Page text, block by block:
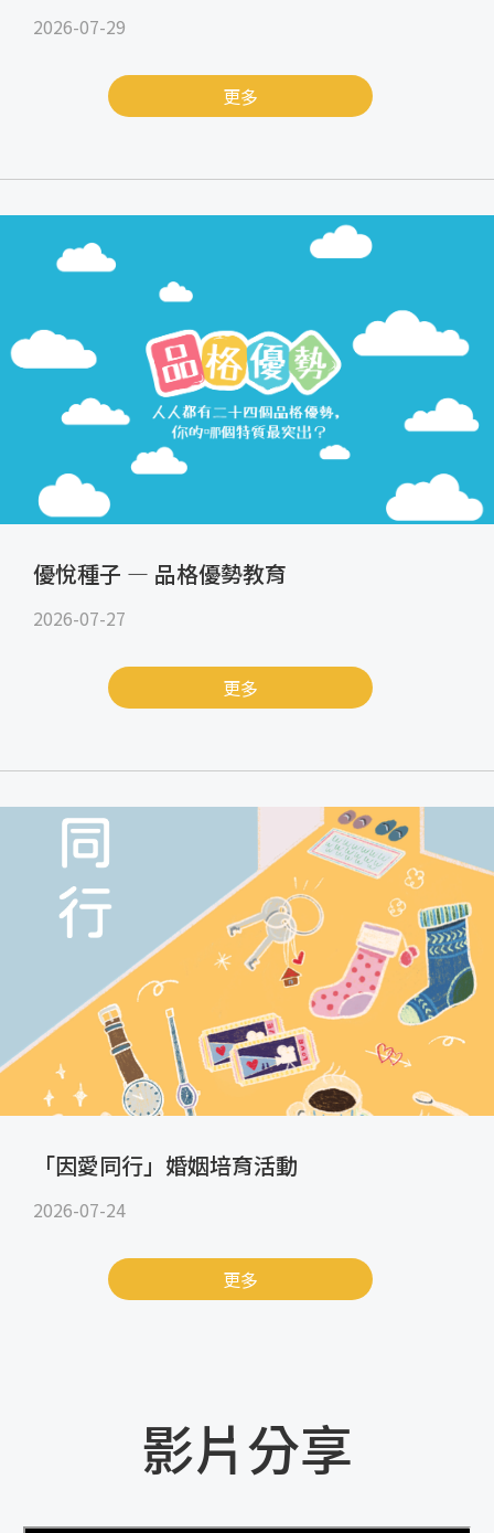
2026-07-29
更多
優悅種子 — 品格優勢教育
2026-07-27
更多
「因愛同行」婚姻培育活動
2026-07-24
更多
影片分享